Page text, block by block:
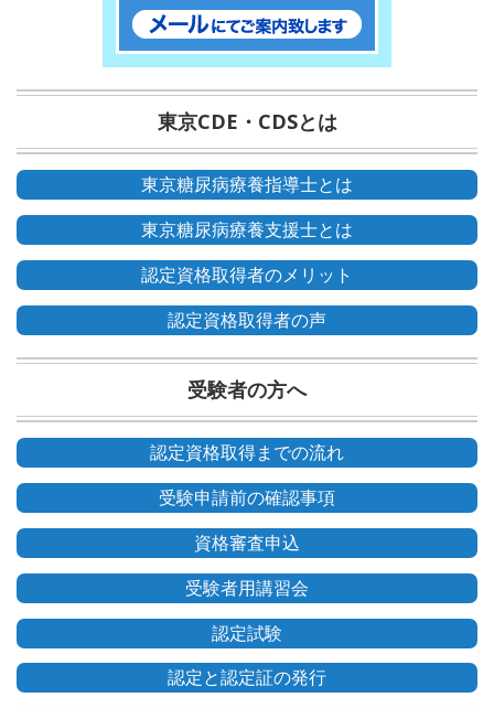
東京CDE・CDSとは
東京糖尿病療養指導士とは
東京糖尿病療養支援士とは
認定資格取得者のメリット
認定資格取得者の声
受験者の方へ
認定資格取得までの流れ
受験申請前の確認事項
資格審査申込
受験者用講習会
認定試験
認定と認定証の発行